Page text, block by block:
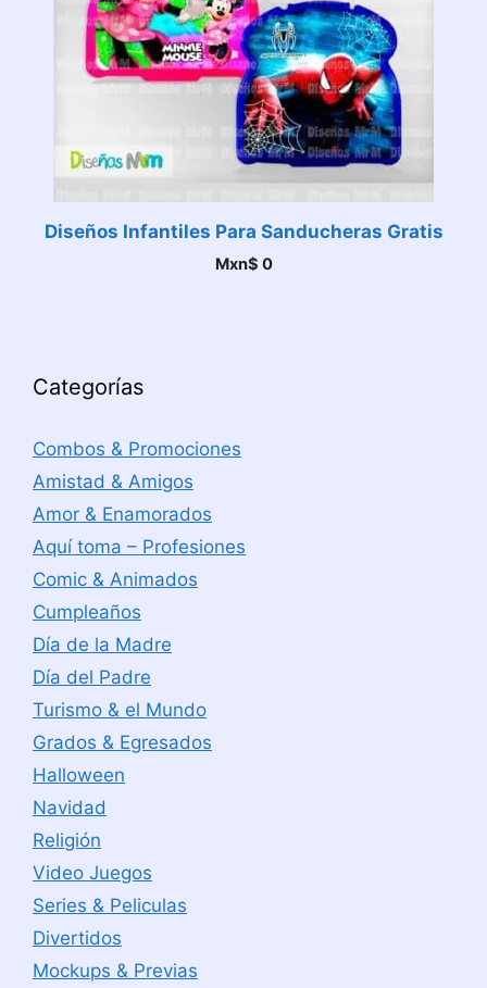
Diseños Infantiles Para Sanducheras Gratis
Mxn$ 0
Categorías
Combos & Promociones
Amistad & Amigos
Amor & Enamorados
Aquí toma – Profesiones
Comic & Animados
Cumpleaños
Día de la Madre
Día del Padre
Turismo & el Mundo
Grados & Egresados
Halloween
Navidad
Religión
Video Juegos
Series & Peliculas
Divertidos
Mockups & Previas